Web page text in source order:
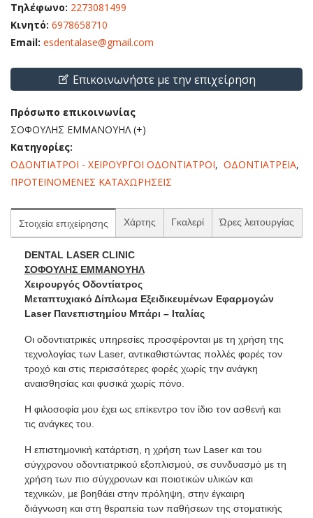
Τηλέφωνο: 2273081499
Κινητό: 6978658710
Email: esdentalase@gmail.com
Επικοινωνήστε με την επιχείρηση
Πρόσωπο επικοινωνίας
ΣΟΦΟΥΛΗΣ ΕΜΜΑΝΟΥΗΛ (+)
Κατηγορίες:
ΟΔΟΝΤΙΑΤΡΟΙ - ΧΕΙΡΟΥΡΓΟΙ ΟΔΟΝΤΙΑΤΡΟΙ, ΟΔΟΝΤΙΑΤΡΕΙΑ,
ΠΡΟΤΕΙΝΟΜΕΝΕΣ ΚΑΤΑΧΩΡΗΣΕΙΣ
Στοιχεία επιχείρησης Χάρτης Γκαλερί Ώρες λειτουργίας
DENTAL LASER CLINIC
ΣΟΦΟΥΛΗΣ ΕΜΜΑΝΟΥΗΛ
Χειρουργός Οδοντίατρος
Μεταπτυχιακό Δίπλωμα Εξειδικευμένων Εφαρμογών
Laser Πανεπιστημίου Μπάρι – Ιταλίας
Οι οδοντιατρικές υπηρεσίες προσφέρονται με τη χρήση της
τεχνολογίας των Laser, αντικαθιστώντας πολλές φορές τον
τροχό και στις περισσότερες φορές χωρίς την ανάγκη
αναισθησίας και φυσικά χωρίς πόνο.
Η φιλοσοφία μου έχει ως επίκεντρο τον ίδιο τον ασθενή και
τις ανάγκες του.
Η επιστημονική κατάρτιση, η χρήση των Laser και του
σύγχρονου οδοντιατρικού εξοπλισμού, σε συνδυασμό με τη
χρήση των πιο σύγχρονων και ποιοτικών υλικών και
τεχνικών, με βοηθάει στην πρόληψη, στην έγκαιρη
διάγνωση και στη θεραπεία των παθήσεων της στοματικής